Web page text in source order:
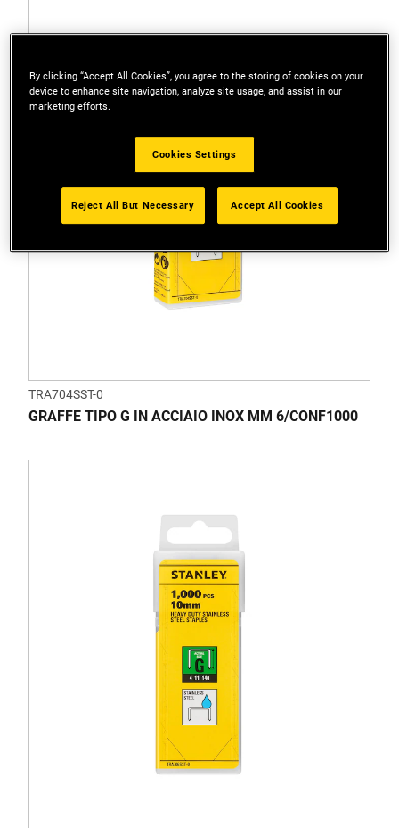
TRA704SST-0
GRAFFE TIPO G IN ACCIAIO INOX MM 6/CONF1000
By clicking “Accept All Cookies”, you agree to the storing of cookies on your
device to enhance site navigation, analyze site usage, and assist in our
marketing efforts.
Cookies Settings
Reject All But Necessary Accept All Cookies